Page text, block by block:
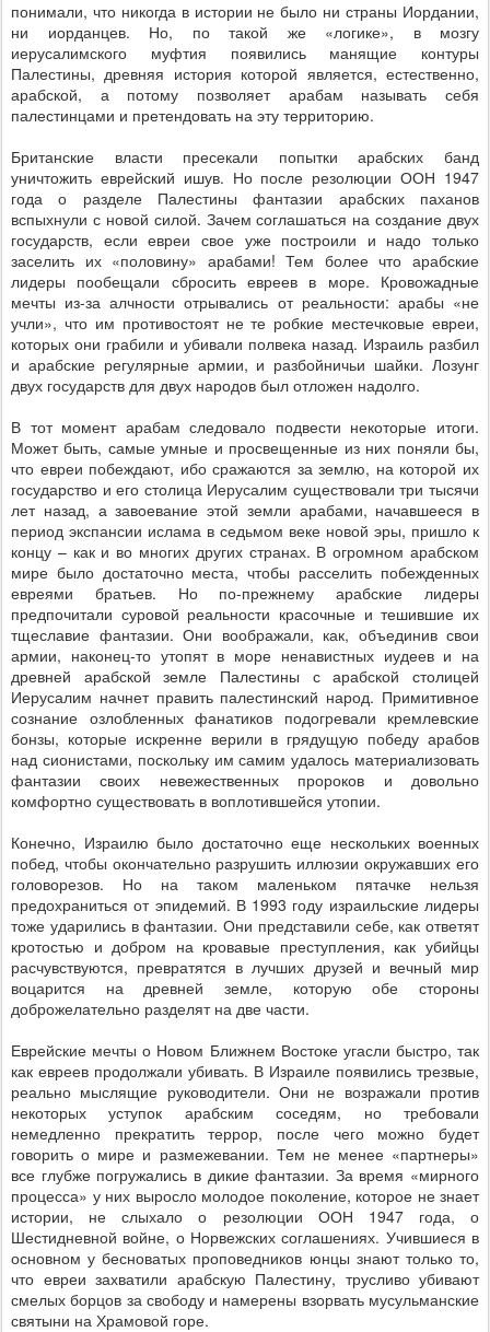
понимали, что никогда в истории не было ни страны Иордании,
ни иорданцев. Но, по такой же «логике», в мозгу
иерусалимского муфтия появились манящие контуры
Палестины, древняя история которой является, естественно,
арабской, а потому позволяет арабам называть себя
палестинцами и претендовать на эту территорию.
Британские власти пресекали попытки арабских банд
уничтожить еврейский ишув. Но после резолюции ООН 1947
года о разделе Палестины фантазии арабских паханов
вспыхнули с новой силой. Зачем соглашаться на создание двух
государств, если евреи свое уже построили и надо только
заселить их «половину» арабами! Тем более что арабские
лидеры пообещали сбросить евреев в море. Кровожадные
мечты из-за алчности отрывались от реальности: арабы «не
учли», что им противостоят не те робкие местечковые евреи,
которых они грабили и убивали полвека назад. Израиль разбил
и арабские регулярные армии, и разбойничьи шайки. Лозунг
двух государств для двух народов был отложен надолго.
В тот момент арабам следовало подвести некоторые итоги.
Может быть, самые умные и просвещенные из них поняли бы,
что евреи побеждают, ибо сражаются за землю, на которой их
государство и его столица Иерусалим существовали три тысячи
лет назад, а завоевание этой земли арабами, начавшееся в
период экспансии ислама в седьмом веке новой эры, пришло к
концу – как и во многих других странах. В огромном арабском
мире было достаточно места, чтобы расселить побежденных
евреями братьев. Но по-прежнему арабские лидеры
предпочитали суровой реальности красочные и тешившие их
тщеславие фантазии. Они воображали, как, объединив свои
армии, наконец-то утопят в море ненавистных иудеев и на
древней арабской земле Палестины с арабской столицей
Иерусалим начнет править палестинский народ. Примитивное
сознание озлобленных фанатиков подогревали кремлевские
бонзы, которые искренне верили в грядущую победу арабов
над сионистами, поскольку им самим удалось материализовать
фантазии своих невежественных пророков и довольно
комфортно существовать в воплотившейся утопии.
Конечно, Израилю было достаточно еще нескольких военных
побед, чтобы окончательно разрушить иллюзии окружавших его
головорезов. Но на таком маленьком пятачке нельзя
предохраниться от эпидемий. В 1993 году израильские лидеры
тоже ударились в фантазии. Они представили себе, как ответят
кротостью и добром на кровавые преступления, как убийцы
расчувствуются, превратятся в лучших друзей и вечный мир
воцарится на древней земле, которую обе стороны
доброжелательно разделят на две части.
Еврейские мечты о Новом Ближнем Востоке угасли быстро, так
как евреев продолжали убивать. В Израиле появились трезвые,
реально мыслящие руководители. Они не возражали против
некоторых уступок арабским соседям, но требовали
немедленно прекратить террор, после чего можно будет
говорить о мире и размежевании. Тем не менее «партнеры»
все глубже погружались в дикие фантазии. За время «мирного
процесса» у них выросло молодое поколение, которое не знает
истории, не слыхало о резолюции ООН 1947 года, о
Шестидневной войне, о Норвежских соглашениях. Учившиеся в
основном у бесноватых проповедников юнцы знают только то,
что евреи захватили арабскую Палестину, трусливо убивают
смелых борцов за свободу и намерены взорвать мусульманские
святыни на Храмовой горе.